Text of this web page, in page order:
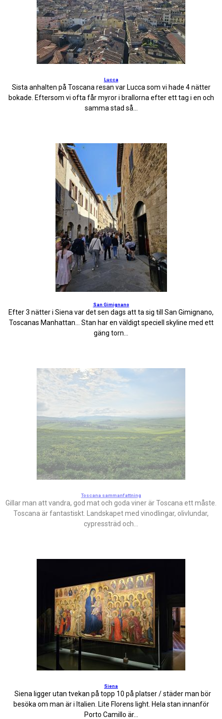
Lucca
Sista anhalten på Toscana resan var Lucca som vi hade 4 nätter
bokade. Eftersom vi ofta får myror i brallorna efter ett tag i en och
samma stad så...
San Gimignano
Efter 3 nätter i Siena var det sen dags att ta sig till San Gimignano,
Toscanas Manhattan… Stan har en väldigt speciell skyline med ett
gäng torn...
Toscana sammanfattning
Gillar man att vandra, god mat och goda viner är Toscana ett måste.
Toscana är fantastiskt. Landskapet med vinodlingar, olivlundar,
cypressträd och...
Siena
Siena ligger utan tvekan på topp 10 på platser / städer man bör
besöka om man är i Italien. Lite Florens light. Hela stan innanför
Porto Camillo är...